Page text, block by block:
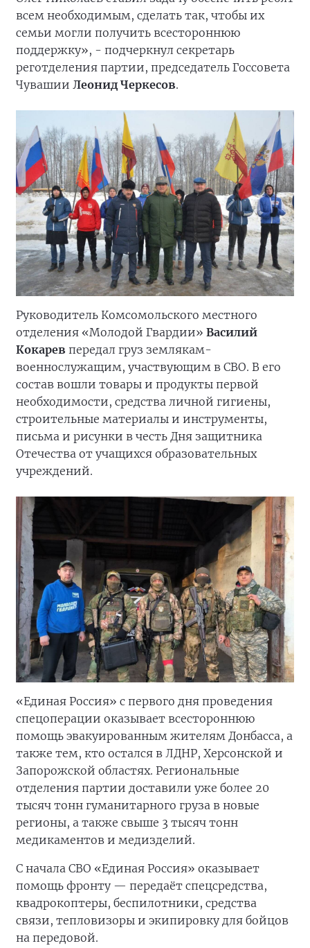
всем необходимым, сделать так, чтобы их
семьи могли получить всестороннюю
поддержку», - подчеркнул секретарь
реготделения партии, председатель Госсовета
Чувашии Леонид Черкесов.
Руководитель Комсомольского местного
отделения «Молодой Гвардии» Василий
Кокарев передал груз землякам-
военнослужащим, участвующим в СВО. В его
состав вошли товары и продукты первой
необходимости, средства личной гигиены,
строительные материалы и инструменты,
письма и рисунки в честь Дня защитника
Отечества от учащихся образовательных
учреждений.
«Единая Россия» с первого дня проведения
спецоперации оказывает всестороннюю
помощь эвакуированным жителям Донбасса, а
также тем, кто остался в ЛДНР, Херсонской и
Запорожской областях. Региональные
отделения партии доставили уже более 20
тысяч тонн гуманитарного груза в новые
регионы, а также свыше 3 тысяч тонн
медикаментов и медизделий.
С начала СВО «Единая Россия» оказывает
помощь фронту — передаёт спецсредства,
квадрокоптеры, беспилотники, средства
связи, тепловизоры и экипировку для бойцов
на передовой.